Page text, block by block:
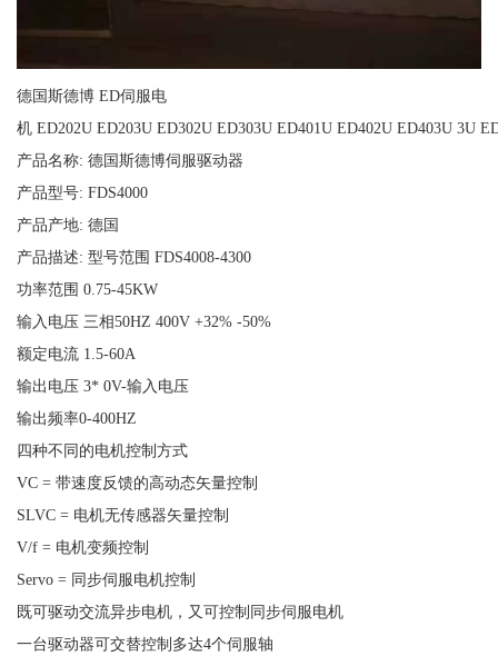
德国斯德博 ED伺服电
机 ED202U ED203U ED302U ED303U ED401U ED402U ED403U 3U
产品名称: 德国斯德博伺服驱动器
产品型号: FDS4000
产品产地: 德国
产品描述: 型号范围 FDS4008-4300
功率范围 0.75-45KW
输入电压 三相50HZ 400V +32% -50%
额定电流 1.5-60A
输出电压 3* 0V-输入电压
输出频率0-400HZ
四种不同的电机控制方式
VC = 带速度反馈的高动态矢量控制
SLVC = 电机无传感器矢量控制
V/f = 电机变频控制
Servo = 同步伺服电机控制
既可驱动交流异步电机，又可控制同步伺服电机
一台驱动器可交替控制多达4个伺服轴